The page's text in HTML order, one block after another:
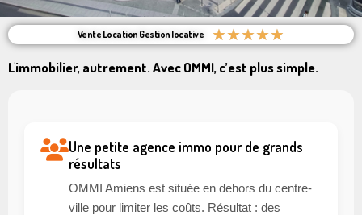
Vente Location Gestion locative ★★★★★
L'immobilier, autrement. Avec OMMI, c’est plus simple.
Une petite agence immo pour de grands
résultats
OMMI Amiens est située en dehors du centre-
ville pour limiter les coûts. Résultat : des